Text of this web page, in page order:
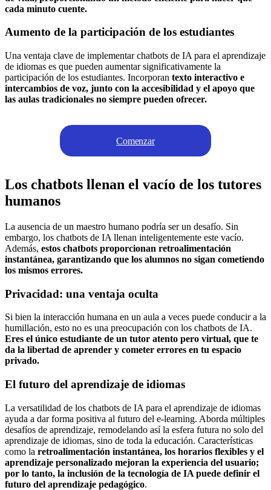
cada minuto cuente.
Aumento de la participación de los estudiantes
Una ventaja clave de implementar chatbots de IA para el aprendizaje
de idiomas es que pueden aumentar significativamente la
participación de los estudiantes. Incorporan texto interactivo e
intercambios de voz, junto con la accesibilidad y el apoyo que
las aulas tradicionales no siempre pueden ofrecer.
Comenzar
Los chatbots llenan el vacío de los tutores
humanos
La ausencia de un maestro humano podría ser un desafío. Sin
embargo, los chatbots de IA llenan inteligentemente este vacío.
Además, estos chatbots proporcionan retroalimentación
instantánea, garantizando que los alumnos no sigan cometiendo
los mismos errores.
Privacidad: una ventaja oculta
Si bien la interacción humana en un aula a veces puede conducir a la
humillación, esto no es una preocupación con los chatbots de IA.
Eres el único estudiante de un tutor atento pero virtual, que te
da la libertad de aprender y cometer errores en tu espacio
privado.
El futuro del aprendizaje de idiomas
La versatilidad de los chatbots de IA para el aprendizaje de idiomas
ayuda a dar forma positiva al futuro del e-learning. Aborda múltiples
desafíos de aprendizaje, remodelando así la esfera futura no solo del
aprendizaje de idiomas, sino de toda la educación. Características
como la retroalimentación instantánea, los horarios flexibles y el
aprendizaje personalizado mejoran la experiencia del usuario;
por lo tanto, la inclusión de la tecnología de IA puede definir el
futuro del aprendizaje pedagógico.